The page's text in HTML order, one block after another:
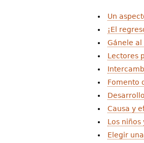
Un
¡El
Gánele
Lectores
Fomento
Causa y
Los
Elegir